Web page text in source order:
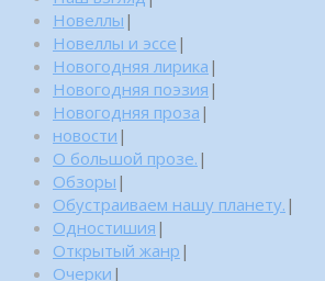
Новеллы |
Новеллы и эссе |
Новогодняя лирика |
Новогодняя поэзия |
Новогодняя проза |
новости |
О большой прозе. |
Обзоры |
Обустраиваем нашу планету. |
Одностишия |
Открытый жанр |
Очерки |